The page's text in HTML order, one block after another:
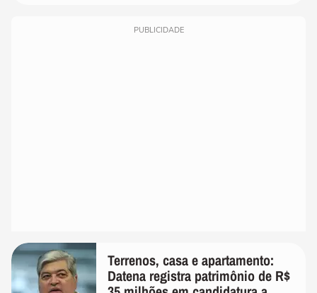
PUBLICIDADE
Terrenos, casa e apartamento:
Datena registra patrimônio de R$